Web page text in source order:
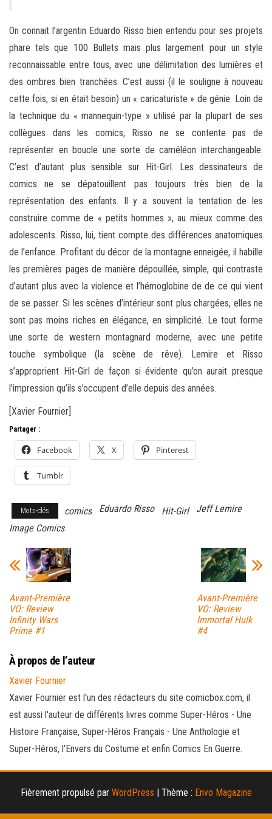
On connait l’argentin Eduardo Risso bien entendu pour ses projets
phare tels que 100 Bullets mais plus largement pour un style
reconnaissable entre tous, avec une délimitation des lumières et
des ombres bien tranchées. C’est aussi (il le souligne à nouveau
cette fois, si en était besoin) un « caricaturiste » de génie. Loin de
la technique du « mannequin-type » utilisé par la plupart de ses
collègues dans les comics, Risso ne se contente pas de
représenter en boucle une sorte de caméléon interchangeable.
C’est d’autant plus sensible sur Hit-Girl. Les dessinateurs de
comics ne se dépatouillent pas toujours très bien de la
représentation des enfants. Il y a souvent la tentation de les
construire comme de « petits hommes », au mieux comme des
adolescents. Risso, lui, tient compte des différences anatomiques
de l’enfance. Profitant du décor de la montagne enneigée, il habille
les premières pages de manière dépouillée, simple, qui contraste
d’autant plus avec la violence et l’hémoglobine de de ce qui vient
de se passer. Si les scènes d’intérieur sont plus chargées, elles ne
sont pas moins riches en élégance, en simplicité. Le tout forme
une sorte de western montagnard moderne, avec une petite
touche symbolique (la scène de rêve). Lemire et Risso
s’approprient Hit-Girl de façon si évidente qu’on aurait presque
l’impression qu’ils s’occupent d’elle depuis des années.
[Xavier Fournier]
Partager :
Facebook X Pinterest
Tumblr
Mots-clés comics Eduardo Risso Hit-Girl
Jeff Lemire
Image Comics
Avant-Première
VO: Review
Infinity Wars
Prime #1
Avant-Première
VO: Review
Immortal Hulk
#4
À propos de l’auteur
Xavier Fournier
Xavier Fournier est l'un des rédacteurs du site comicbox.com, il
est aussi l'auteur de différents livres comme Super-Héros - Une
Histoire Française, Super-Héros Français - Une Anthologie et
Super-Héros, l'Envers du Costume et enfin Comics En Guerre.
Fièrement propulsé par WordPress | Thème : Envo Magazine